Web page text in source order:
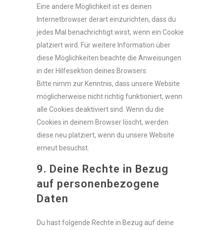
Eine andere Möglichkeit ist es deinen
Internetbrowser derart einzurichten, dass du
jedes Mal benachrichtigt wirst, wenn ein Cookie
platziert wird. Für weitere Information über
diese Möglichkeiten beachte die Anweisungen
in der Hilfesektion deines Browsers.
Bitte nimm zur Kenntnis, dass unsere Website
möglicherweise nicht richtig funktioniert, wenn
alle Cookies deaktiviert sind. Wenn du die
Cookies in deinem Browser löscht, werden
diese neu platziert, wenn du unsere Website
erneut besuchst.
9. Deine Rechte in Bezug
auf personenbezogene
Daten
Du hast folgende Rechte in Bezug auf deine